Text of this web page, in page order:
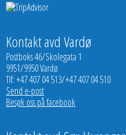
Kontakt avd Vardø
Postboks 46/Skolegata 1
9951/9950 Vardø
Tlf: +47 407 04 513/+47 407 04 510
Send e-post
Besøk oss på facebook